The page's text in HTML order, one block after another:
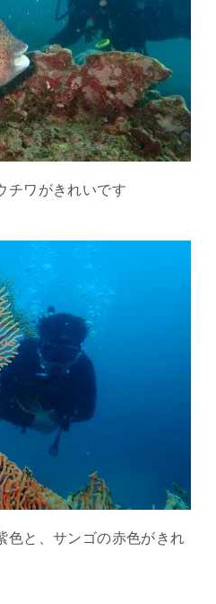
チワがきれいです
色と、サンゴの赤色がきれ